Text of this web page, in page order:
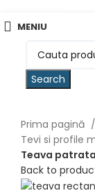
MENIU
Search
Prima pagină
Tevi si profile
Teava
Back to